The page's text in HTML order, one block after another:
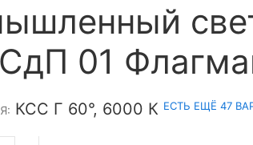
01
КСС Г 60°, 6000 К ЕСТЬ ЕЩЁ 47